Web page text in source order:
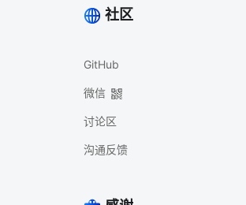
社区
GitHub
微信
讨论区
沟通反馈